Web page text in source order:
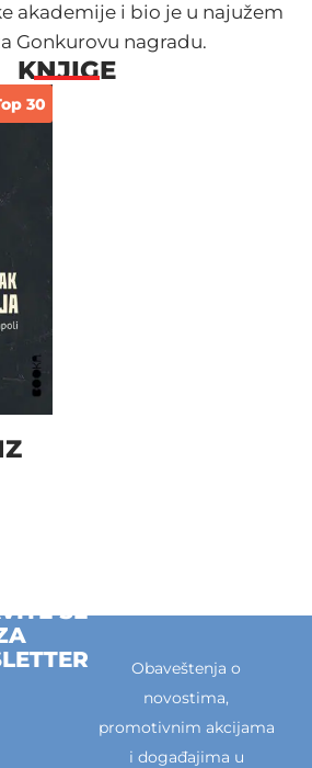
akademije i bio je u najužem
Gonkurovu nagradu.
KNJIGE
30
SE
Obaveštenja o
novostima,
promotivnim akcijama
i događajima u